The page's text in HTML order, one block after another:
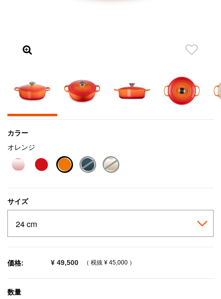
カラー
オレンジ
サイズ
価格: ¥ 49,500 （ 税抜 ¥ 45,000 ）
数量